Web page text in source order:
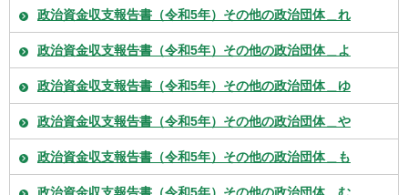
政治資金収支報告書（令和5年）その他の政治団体＿れ
政治資金収支報告書（令和5年）その他の政治団体＿よ
政治資金収支報告書（令和5年）その他の政治団体＿ゆ
政治資金収支報告書（令和5年）その他の政治団体＿や
政治資金収支報告書（令和5年）その他の政治団体＿も